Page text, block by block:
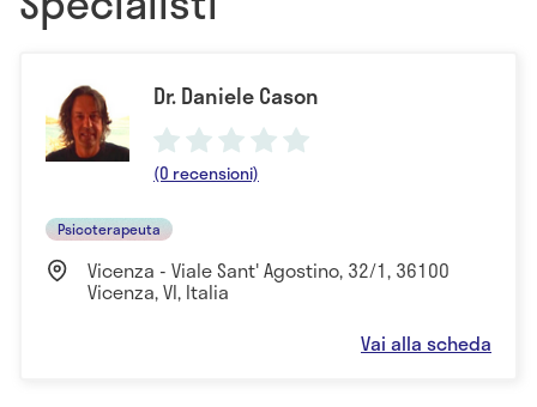
Dr. Daniele Cason
(0 recensioni)
Psicoterapeuta
Vicenza - Viale Sant' Agostino, 32/1, 36100
Vicenza, VI, Italia
Vai alla scheda